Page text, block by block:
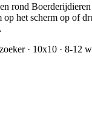
rond
op het scherm op of
· 10x10 · 8-12